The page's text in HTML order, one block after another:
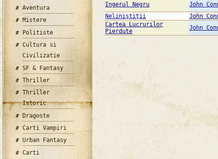
Aventura
Mistere
Politiste
Cultura si
Civilizatie
SF & Fantasy
Thriller
Thriller
Istoric
Dragoste
Carti Vampiri
Urban Fantasy
Carti
Ingerul Negru
John
Neliniştiţii
John
Cartea Lucrurilor
Pierdute
John